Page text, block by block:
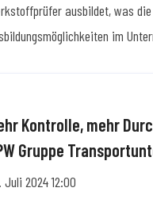
ausbildet, was
im
Kontrolle, mehr
Gruppe
Juli 2024 12:00